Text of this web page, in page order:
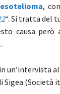
,
“. Si tratta del
causa
.
un’intervista
(Società